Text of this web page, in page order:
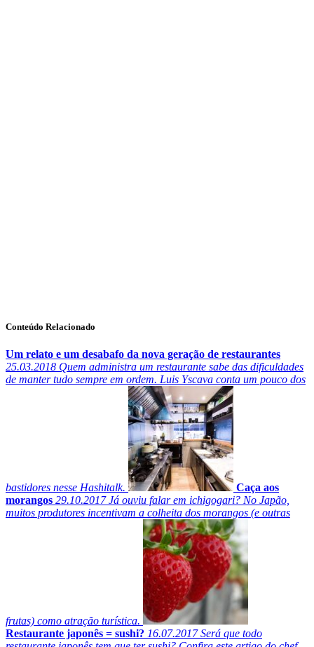
Conteúdo Relacionado
Um relato e um desabafo da nova geração de restaurantes
25.03.2018 Quem administra um restaurante sabe das dificuldades
de manter tudo sempre em ordem. Luis Yscava conta um pouco dos
bastidores nesse Hashitalk.
Caça aos
morangos 29.10.2017Já ouviu falar em ichigogari? No Japão,
muitos produtores incentivam a colheita dos morangos (e outras
frutas) como atração turística.
Restaurante japonês = sushi? 16.07.2017Será que todo